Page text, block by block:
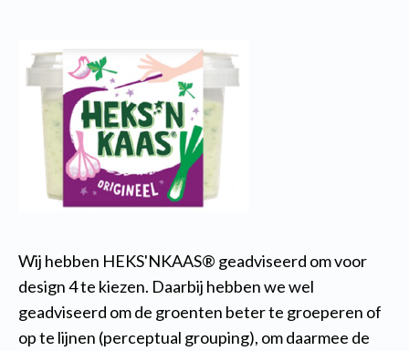
Wij hebben HEKS'NKAAS® geadviseerd om voor
design 4 te kiezen. Daarbij hebben we wel
geadviseerd om de groenten beter te groeperen of
op te lijnen (perceptual grouping), om daarmee de